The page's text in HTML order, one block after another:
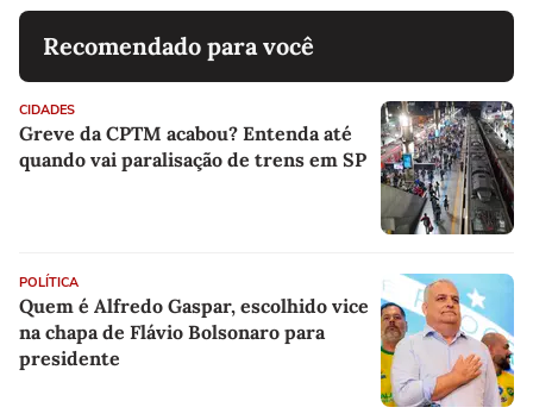
Recomendado para você
CIDADES
Greve da CPTM acabou? Entenda até
quando vai paralisação de trens em SP
POLÍTICA
Quem é Alfredo Gaspar, escolhido vice
na chapa de Flávio Bolsonaro para
presidente